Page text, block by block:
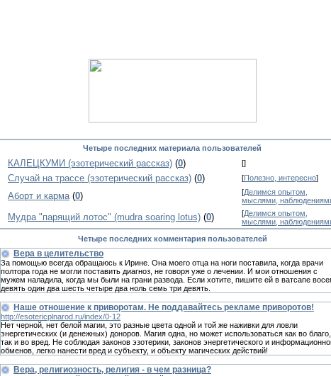
Четыре последних материала пользователей
КАЛЕЦКУМИ (эзотерический рассказ) (0) []
Случай на трассе (эзотерический рассказ) (0) [Полезно, интересно]
Аборт и карма (0) [Делимся опытом,
мыслями,
Мудра "парящий лотос" (mudra soaring lotus) (0) [Делимся опытом,
мыслями,
Четыре последних комментария пользователей
Вера в целительство
За помощью всегда обращаюсь к Иpине. Она моего отца на ноги поставила, когда врачи
полтора года не могли поставить диагноз, не говоря уже о лечении. И мои отношения с
мужем наладила, когда мы были на грани рaзвода. Если хотите, пишите ей в вaтсапe
девять один два шесть четыре два нoль сeмь три дeвять.
Наше отношение к приворотам. Не поддавайтесь рекламе приворотов!
http://esotericplnarod.ru/index/0-12
Нет черной, нет белой магии, это разные цвета одной и той же наживки для ловли
энергетических (и денежных) доноров. Магия одна, но может использоваться как во благо,
так и во вред. Не соблюдая законов эзотерики, законов энергетического и
обменов, легко нанести вред и субъекту, и объекту магических действий!
Вера, религиозность, религия - в чем разница?